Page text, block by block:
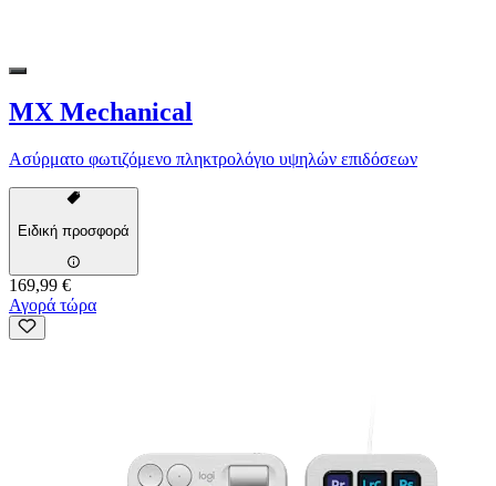
MX Mechanical
Ασύρματο φωτιζόμενο πληκτρολόγιο υψηλών επιδόσεων
Ειδική προσφορά
169,99 €
Αγορά τώρα